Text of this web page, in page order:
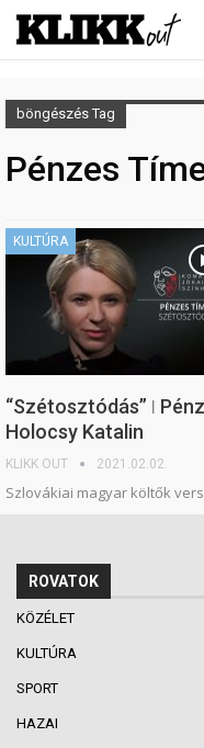
böngészés Tag
Pénzes
KULTÚRA
“Szétosztódás” ǀ
Holocsy Katalin
KLIKK OUT 2021.02.02.
Szlovákiai magyar költők
ROVATOK
KÖZÉLET
KULTÚRA
SPORT
HAZAI